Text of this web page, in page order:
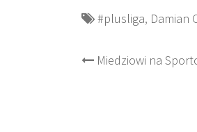
#plusliga, Damian
Post
Miedziowi na